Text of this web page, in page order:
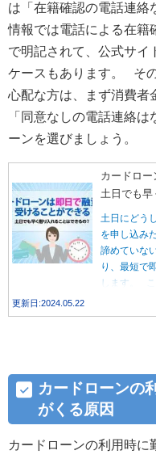
は「在籍確認の電話連絡
情報では電話による在籍
で明記されて、公式サイ
ケースもあります。 そ
心配な方は、まず消費者
「同意なしの電話連絡
ーンを選びましょう。
カードロー
土日でも早
土日にどう
を申し込み
諦めていな
り、最短で
します。
のカードロ
更新日:2024.05.22
カードローンの
がくる原因
カードローンの利用時に